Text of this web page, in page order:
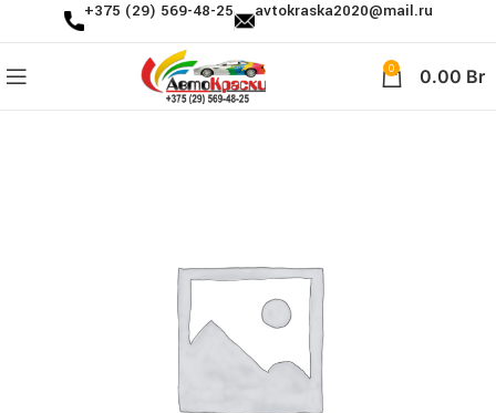
+375 (29) 569-48-25 avtokraska2020@mail.ru
0 0.00 Br